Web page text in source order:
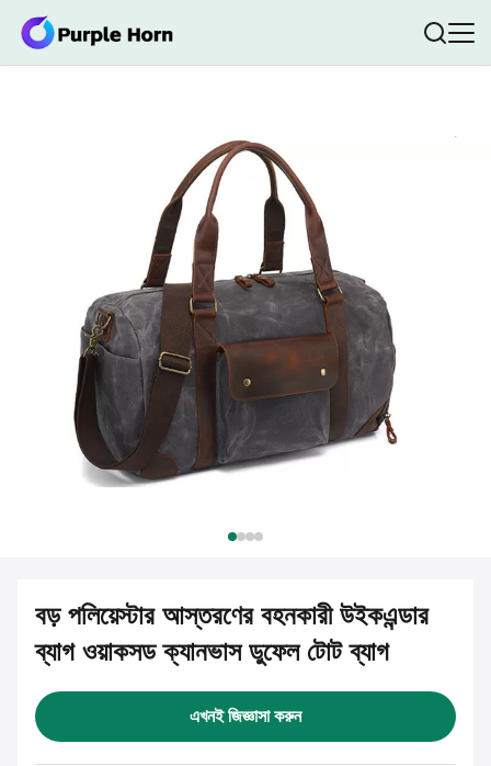
বড় পলিয়েস্টার আস্তরণের বহনকারী উইকএন্ডার
ব্যাগ ওয়াকসড ক্যানভাস ডুফেল টোট ব্যাগ
এখনই জিজ্ঞাসা করুন